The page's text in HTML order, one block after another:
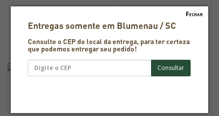
COMPRAR
Fechar
Entregas somente em Blumenau / SC
Consulte o CEP do local da entrega, para ter certeza
que podemos entregar seu pedido!